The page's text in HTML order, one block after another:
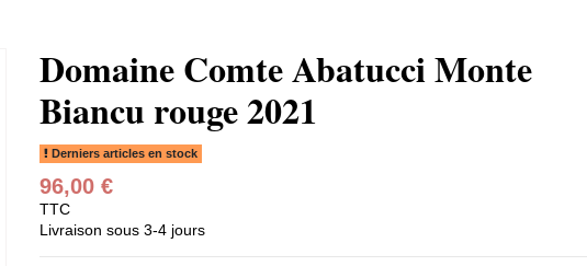
Domaine Comte Abatucci Monte
Biancu rouge 2021
Derniers articles en stock
96,00 €
TTC
Livraison sous 3-4 jours